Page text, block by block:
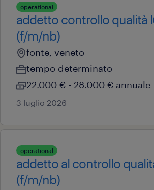
operational
addetto controllo qualità
(f/m/nb)
fonte, veneto
tempo determinato
22.000 € - 28.000 € annuale
3 luglio 2026
operational
addetto al controllo
(f/m/nb)